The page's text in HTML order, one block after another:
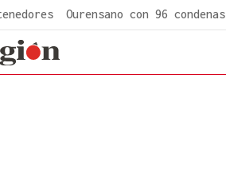
Ourensano con 96 condenas